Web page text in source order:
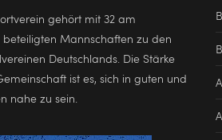
gehört mit 32 am
beteiligten Mannschaften zu den
Deutschlands. Die Stärke
ist es, sich in guten und
nahe zu sein.